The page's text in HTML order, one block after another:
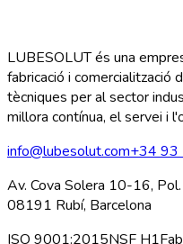
LUBESOLUT és una
fabricació i comercialització
tècniques per al sector
millora contínua, el servei i
info@lubesolut.com+34 93
Av. Cova Solera 10-16, Pol.
08191 Rubí, Barcelona
ISO 9001:2015NSF H1